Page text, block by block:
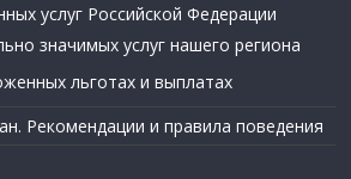
услуг Российской Федерации
значимых услуг нашего региона
льготах и выплатах
Рекомендации и правила поведения